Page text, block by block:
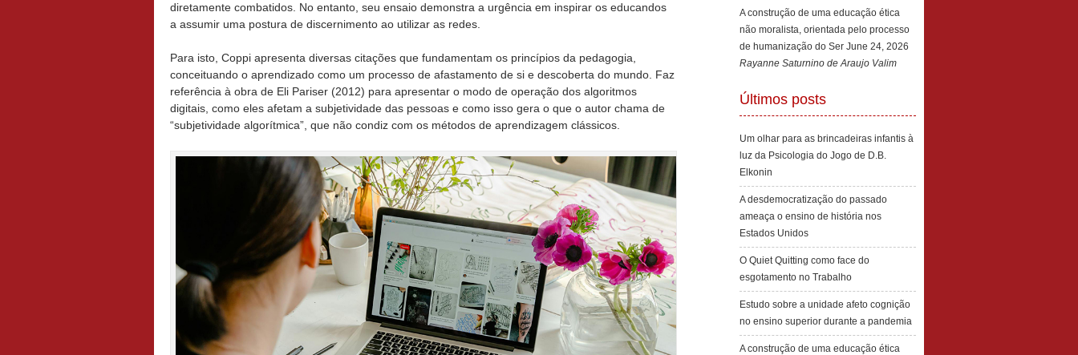
diretamente combatidos. No entanto, seu ensaio demonstra a urgência em inspirar os educandos
a assumir uma postura de discernimento ao utilizar as redes.
Para isto, Coppi apresenta diversas citações que fundamentam os princípios da pedagogia,
conceituando o aprendizado como um processo de afastamento de si e descoberta do mundo. Faz
referência à obra de Eli Pariser (2012) para apresentar o modo de operação dos algoritmos
digitais, como eles afetam a subjetividade das pessoas e como isso gera o que o autor chama de
“subjetividade algorítmica”, que não condiz com os métodos de aprendizagem clássicos.
A construção de uma educação ética
não moralista, orientada pelo processo
de humanização do Ser June 24, 2026
Rayanne Saturnino de Araujo Valim
Últimos posts
Um olhar para as brincadeiras infantis à
luz da Psicologia do Jogo de D.B.
Elkonin
A desdemocratização do passado
ameaça o ensino de história nos
Estados Unidos
O Quiet Quitting como face do
esgotamento no Trabalho
Estudo sobre a unidade afeto cognição
no ensino superior durante a pandemia
A construção de uma educação ética